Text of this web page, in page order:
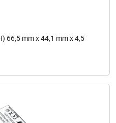
66,5 mm x 44,1 mm x 4,5